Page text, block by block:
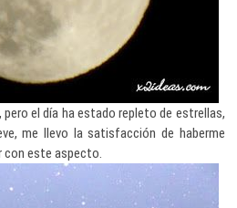
pero el día ha estado repleto de estrellas,
me llevo la satisfacción de haberme
con este aspecto.